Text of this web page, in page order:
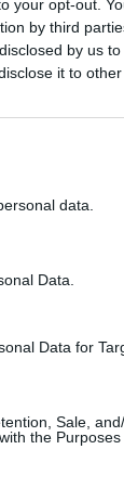
your opt-out.
by third
by us
it to other
data.
Data.
Data for
Sale,
the
w
powieści,
Judym jest
ona do
przysięgi
społeczny i
w
staje
ról